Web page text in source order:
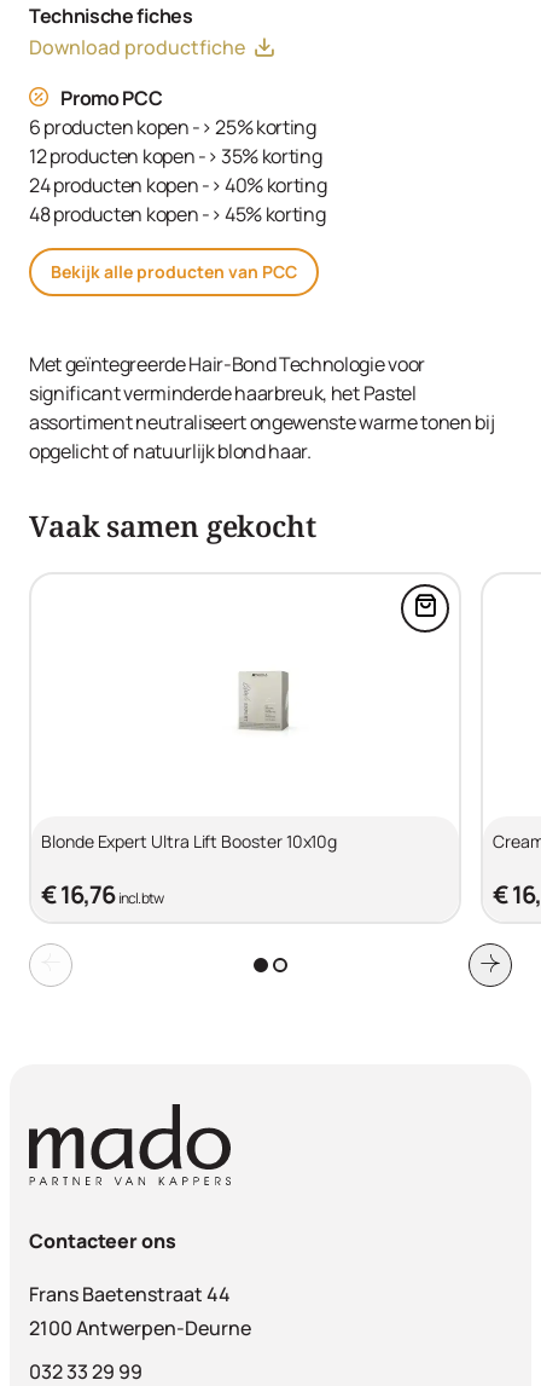
SE, Ammonium Hydroxide, Toluene-2,5-Diamine Sulfate,
Decyl Oleate, Sodium Cetearyl Sulfate, Resorcinol,
Tetrasodium EDTA, Parfum (Fragrance), Ethanolamine,
m-Aminophenol, Glycerin, 1,3-Bis-(2,4-Diaminophenoxy)
Propane HCl, Serine, PEG-12 Dimethicone, Ascorbic Acid,
Sodium Hydrosulfite, Carbomer, Sodium Sulfate,
Polyquaternium-2, Sodium Chloride, Linoleamidopropyl
PG-Dimonium Chloride Phosphate, Propylene Glycol
Technische fiches
Download productfiche
Promo PCC
6 producten kopen -> 25% korting
12 producten kopen -> 35% korting
24 producten kopen -> 40% korting
48 producten kopen -> 45% korting
Bekijk alle producten van PCC
Met geïntegreerde Hair-Bond Technologie voor
significant verminderde haarbreuk, het Pastel
assortiment neutraliseert ongewenste warme tonen bij
opgelicht of natuurlijk blond haar.
Vaak samen gekocht
Voeg
Blonde Expert Ultra Lift Booster 10x10g
€ 16,76incl. btw €
Contacteer ons
Frans Baetenstraat 44
2100 Antwerpen-Deurne
032 33 29 99